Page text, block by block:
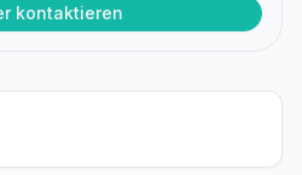
kontaktieren